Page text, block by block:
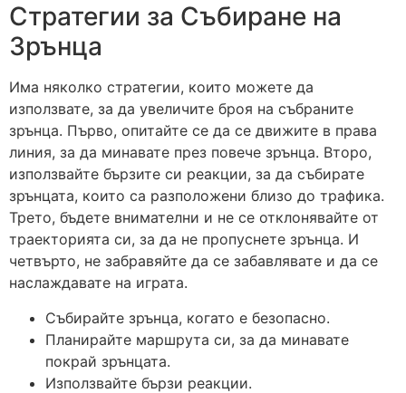
Стратегии за Събиране на
Зрънца
Има няколко стратегии, които можете да
използвате, за да увеличите броя на събраните
зрънца. Първо, опитайте се да се движите в права
линия, за да минавате през повече зрънца. Второ,
използвайте бързите си реакции, за да събирате
зрънцата, които са разположени близо до трафика.
Трето, бъдете внимателни и не се отклонявайте от
траекторията си, за да не пропуснете зрънца. И
четвърто, не забравяйте да се забавлявате и да се
наслаждавате на играта.
Събирайте зрънца, когато е безопасно.
Планирайте маршрута си, за да минавате
покрай зрънцата.
Използвайте бързи реакции.